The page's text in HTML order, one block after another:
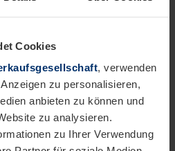
Cookies
, verwenden
zu personalisieren,
anbieten zu können und
zu analysieren.
zu Ihrer Verwendung